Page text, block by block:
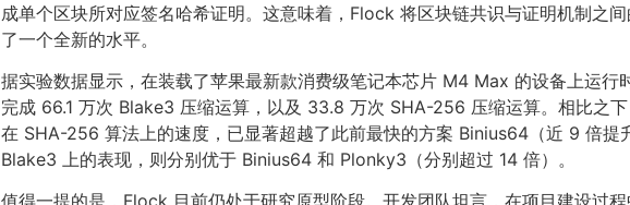
成单个区块所对应签名哈希证明。这意味着，Flock 将区块链共识与证明机制之
了一个全新的水平。
据实验数据显示，在装载了苹果最新款消费级笔记本芯片 M4 Max 的设备上运行
完成 66.1 万次 Blake3 压缩运算，以及 33.8 万次 SHA-256 压缩运算。相比之
在 SHA-256 算法上的速度，已显著超越了此前最快的方案 Binius64（近 9 倍提
Blake3 上的表现，则分别优于 Binius64 和 Plonky3（分别超过 14 倍）。